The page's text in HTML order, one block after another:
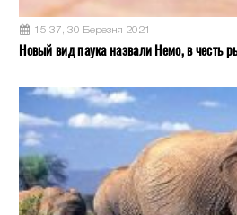
15:37, 30 Березня 2021
Новый вид паука назвали Немо, в честь